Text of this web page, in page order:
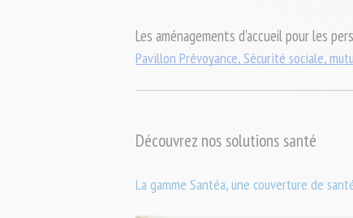
Les aménagements d'accueil pour les
Pavillon Prévoyance, Sécurité sociale,
Découvrez nos solutions santé
La gamme Santéa, une couverture de